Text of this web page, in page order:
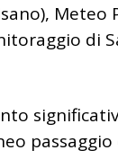
Meteo
di
passaggio